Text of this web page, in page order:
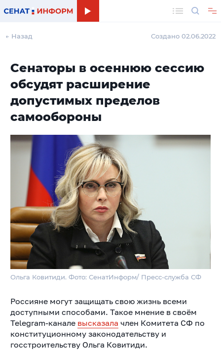
← Назад Создано 02.06.2022
Сенаторы в осеннюю сессию
обсудят расширение
допустимых пределов
самообороны
Ольга Ковитиди. Фото: СенатИнформ/ Пресс-служба СФ
Россияне могут защищать свою жизнь всеми
доступными способами. Такое мнение в своём
Telegram-канале высказала член Комитета СФ по
конституционному законодательству и
госстроительству Ольга Ковитиди.